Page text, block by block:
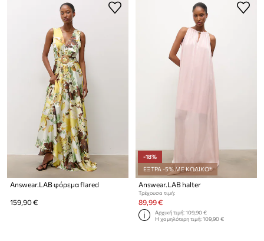
Answear.LAB φόρεμα flared
159,90 €
-18%
ΕΞΤΡΑ -5% ΜΕ ΚΩΔΙΚΟ*
Answear.LAB halter
Τρέχουσα τιμή:
89,99 €
Αρχική τιμή:109,90 €
Η χαμηλότερη τιμή:109,90 €